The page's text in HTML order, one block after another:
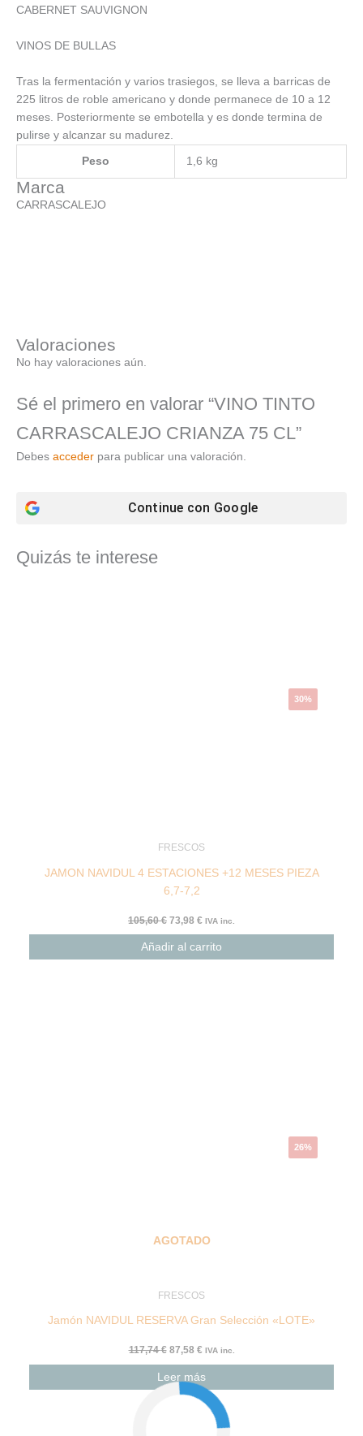
CABERNET SAUVIGNON
VINOS DE BULLAS
Tras la fermentación y varios trasiegos, se lleva a barricas de
225 litros de roble americano y donde permanece de 10 a 12
meses. Posteriormente se embotella y es donde termina de
pulirse y alcanzar su madurez.
Peso 1,6 kg
Marca
CARRASCALEJO
Valoraciones
No hay valoraciones aún.
Sé el primero en valorar “VINO TINTO
CARRASCALEJO CRIANZA 75 CL”
Debes acceder para publicar una valoración.
Continue con Google
Quizás te interese
30%
FRESCOS
JAMON NAVIDUL 4 ESTACIONES +12 MESES PIEZA
6,7-7,2
105,60€ 73,98 € IVA inc.
Añadir al carrito
26%
AGOTADO
FRESCOS
Jamón NAVIDUL RESERVA Gran Selección «LOTE»
117,74€ 87,58 € IVA inc.
Leer más